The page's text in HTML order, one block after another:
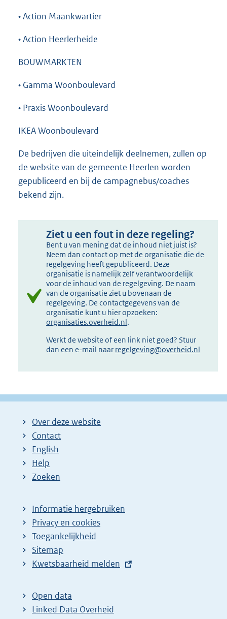
• Action Maankwartier
• Action Heerlerheide
BOUWMARKTEN
• Gamma Woonboulevard
• Praxis Woonboulevard
IKEA Woonboulevard
De bedrijven die uiteindelijk deelnemen, zullen op
de website van de gemeente Heerlen worden
gepubliceerd en bij de campagnebus/coaches
bekend zijn.
Ziet u een fout in deze regeling?
Bent u van mening dat de inhoud niet juist is?
Neem dan contact op met de organisatie die de
regelgeving heeft gepubliceerd. Deze
organisatie is namelijk zelf verantwoordelijk
voor de inhoud van de regelgeving. De naam
van de organisatie ziet u bovenaan de
regelgeving. De contactgegevens van de
organisatie kunt u hier opzoeken:
organisaties.overheid.nl.
Werkt de website of een link niet goed? Stuur
dan een e-mail naar regelgeving@overheid.nl
Over deze website
Contact
English
Help
Zoeken
Informatie hergebruiken
Privacy en cookies
Toegankelijkheid
Sitemap
E
t
e
Kwetsbaarheid melden
Open data
Linked Data Overheid